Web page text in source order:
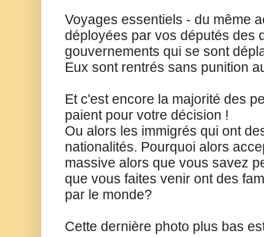
Voyages essentiels - du même
déployées par vos députés des
gouvernements qui se sont
Eux sont rentrés sans punition
Et c'est encore la majorité des
paient pour votre décision !
Ou alors les immigrés qui ont
nationalités. Pourquoi alors
massive alors que vous savez
que vous faites venir ont des
par le monde?
Cette dernière photo plus bas